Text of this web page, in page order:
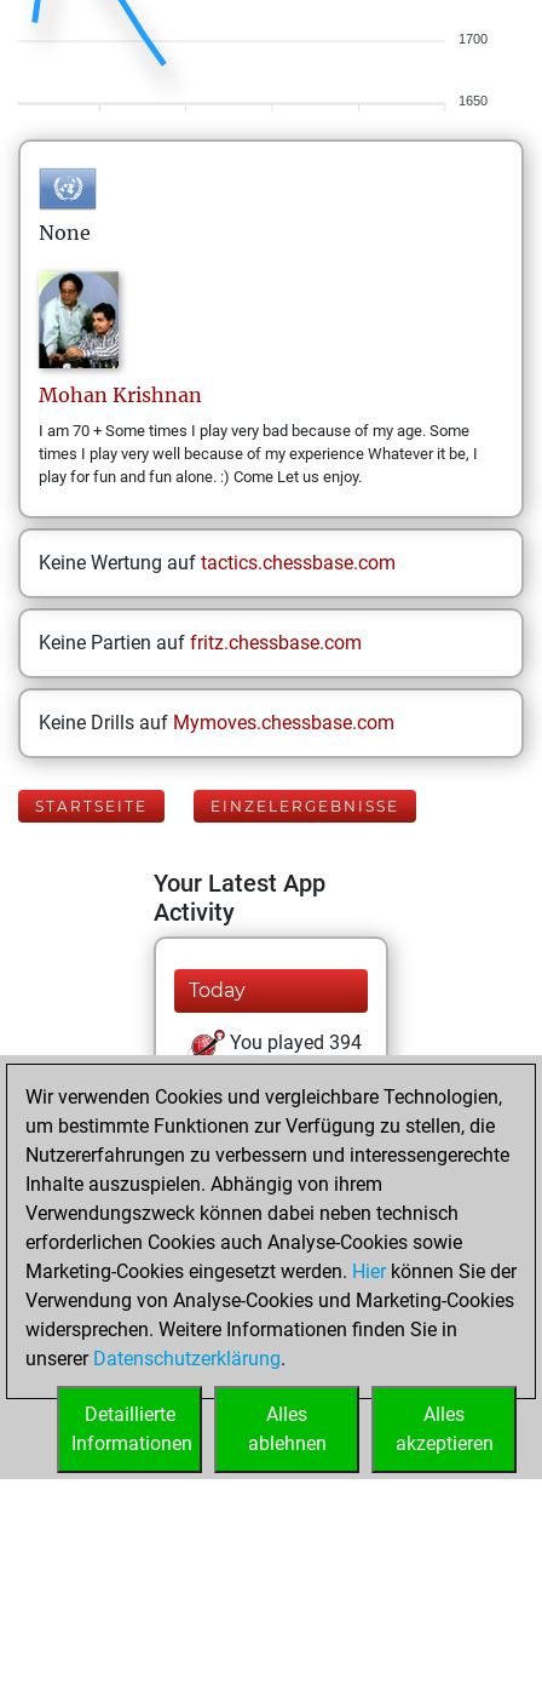
1700
1650
None
Mohan Krishnan
I am 70 + Some times I play very bad because of my age. Some
times I play very well because of my experience Whatever it be, I
play for fun and fun alone. :) Come Let us enjoy.
Keine Wertung auf tactics.chessbase.com
Keine Partien auf fritz.chessbase.com
Keine Drills auf Mymoves.chessbase.com
STARTSEITE EINZELERGEBNISSE
Your Latest App
Activity
Today
You played 394
You scored
+225 =18 -151 in
blitz
Mittwoch, Januar
14, 2026
You played 6
bullet games
Play
You scored +1
=0 -5 in bullet
Wir verwenden Cookies und vergleichbare Technologien,
um bestimmte Funktionen zur Verfügung zu stellen, die
Nutzererfahrungen zu verbessern und interessengerechte
Inhalte auszuspielen. Abhängig von ihrem
Verwendungszweck können dabei neben technisch
erforderlichen Cookies auch Analyse-Cookies sowie
Marketing-Cookies eingesetzt werden. Hierkönnen Sie der
Verwendung von Analyse-Cookies und Marketing-Cookies
widersprechen. Weitere Informationen finden Sie in
unserer Datenschutzerklärung.
Alles
akzeptieren
Alles
ablehnen
Detaillierte
Informationen